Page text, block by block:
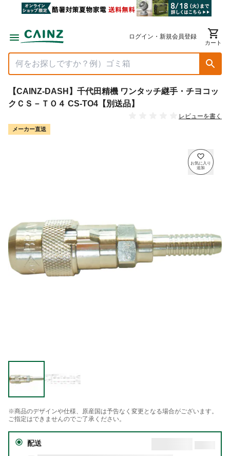
ログイン・新規会員登録
カート
【CAINZ-DASH】千代田精機 ワンタッチ継手・チヨコッ
クＣＳ－ＴＯ４ CS-TO4【別送品】
レビューを書く
メーカー直送
※商品のデザインや仕様、原産国は予告なく変更となる場合がございます。
ご指定はできませんのでご了承ください。
配送